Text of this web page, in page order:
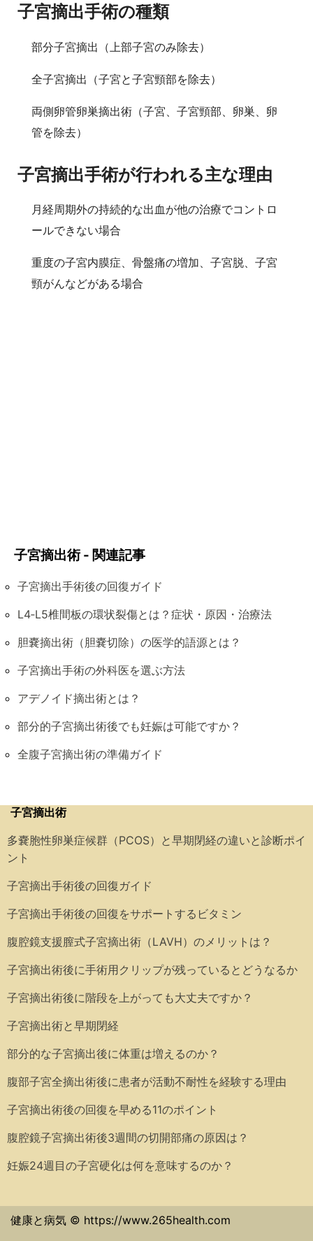
子宮摘出手術の種類
部分子宮摘出（上部子宮のみ除去）
全子宮摘出（子宮と子宮頸部を除去）
両側卵管卵巣摘出術（子宮、子宮頸部、卵巣、卵
管を除去）
子宮摘出手術が行われる主な理由
月経周期外の持続的な出血が他の治療でコントロ
ールできない場合
重度の子宮内膜症、骨盤痛の増加、子宮脱、子宮
頸がんなどがある場合
子宮摘出術 - 関連記事
子宮摘出手術後の回復ガイド
L4‑L5椎間板の環状裂傷とは？症状・原因・治療法
胆嚢摘出術（胆嚢切除）の医学的語源とは？
子宮摘出手術の外科医を選ぶ方法
アデノイド摘出術とは？
部分的子宮摘出術後でも妊娠は可能ですか？
全腹子宮摘出術の準備ガイド
子宮摘出術
多嚢胞性卵巣症候群（PCOS）と早期閉経の違いと診断ポイ
ント
子宮摘出手術後の回復ガイド
子宮摘出手術後の回復をサポートするビタミン
腹腔鏡支援膣式子宮摘出術（LAVH）のメリットは？
子宮摘出術後に手術用クリップが残っているとどうなるか
子宮摘出術後に階段を上がっても大丈夫ですか？
子宮摘出術と早期閉経
部分的な子宮摘出後に体重は増えるのか？
腹部子宮全摘出術後に患者が活動不耐性を経験する理由
子宮摘出術後の回復を早める11のポイント
腹腔鏡子宮摘出術後3週間の切開部痛の原因は？
妊娠24週目の子宮硬化は何を意味するのか？
健康と病気 © https://www.265health.com